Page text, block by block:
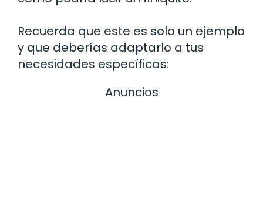
Recuerda que este es solo un ejemplo
y que deberías adaptarlo a tus
necesidades específicas:
Anuncios